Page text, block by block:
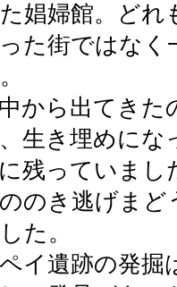
娼婦館。ど
た街ではなく
から出てきた
生き埋めにな
残っていまし
のき逃げまど
た。
イ遺跡の発掘